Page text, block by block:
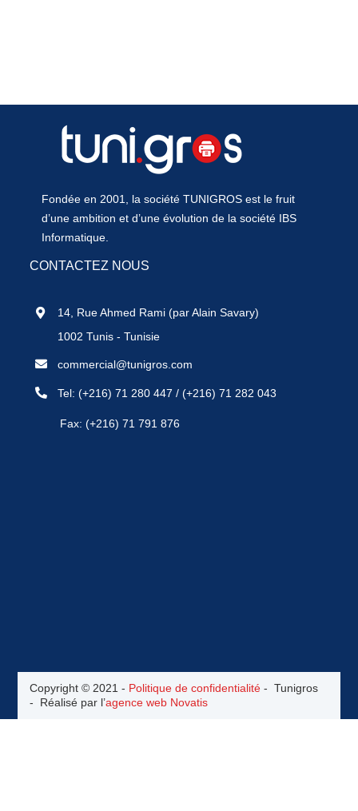
Fondée en 2001, la société TUNIGROS est le fruit
d’une ambition et d’une évolution de la société IBS
Informatique.
CONTACTEZ NOUS
14, Rue Ahmed Rami (par Alain Savary)
1002 Tunis - Tunisie
commercial@tunigros.com
Tel:(+216) 71 280 447 /(+216) 71 282 043
Fax: (+216) 71 791 876
Copyright © 2021 - Politique de confidentialité- Tunigros
- Réalisé par l’agence web Novatis